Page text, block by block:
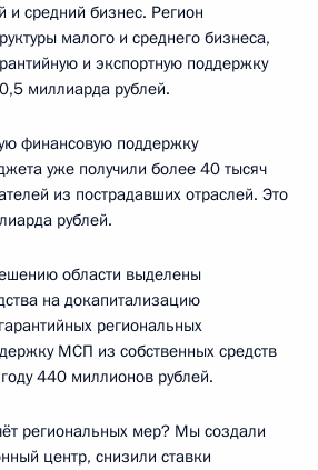
средний бизнес. Регион
малого и среднего бизнеса,
и экспортную поддержку
миллиарда рублей.
финансовую поддержку
уже получили более 40 тысяч
из пострадавших отраслей. Это
рублей.
области выделены
на докапитализацию
региональных
МСП из собственных средств
440 миллионов рублей.
региональных мер? Мы создали
центр, снизили ставки